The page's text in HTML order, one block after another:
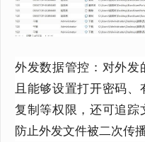
外发数据管控：对外发
且能够设置打开密码
复制等权限，还可追踪
防止外发文件被二次传播